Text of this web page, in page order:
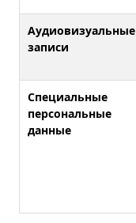
Аудиовизуальные
записи
Специальные
персональные
данные